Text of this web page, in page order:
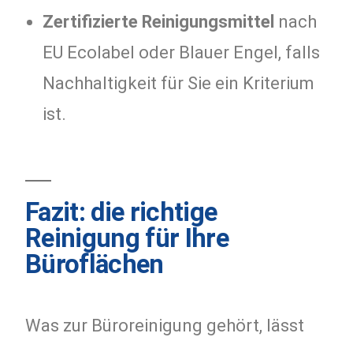
Zertifizierte Reinigungsmittel nach
EU Ecolabel oder Blauer Engel, falls
Nachhaltigkeit für Sie ein Kriterium
ist.
Fazit: die richtige
Reinigung für Ihre
Büroflächen
Was zur Büroreinigung gehört, lässt